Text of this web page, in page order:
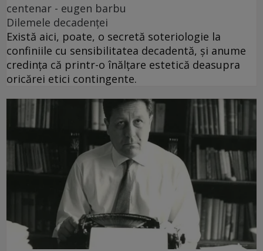
centenar - eugen barbu
Dilemele decadenței
Există aici, poate, o secretă soteriologie la
confiniile cu sensibilitatea decadentă, și anume
credința că printr-o înălțare estetică deasupra
oricărei etici contingente.